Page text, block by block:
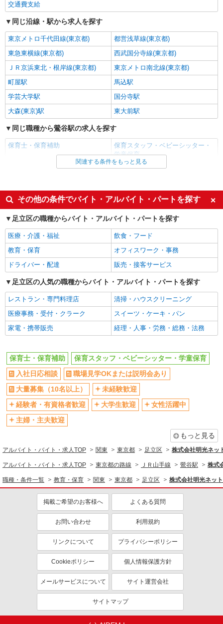
験・能力により考慮 賞与あり 交通費あり／上限
50000円 ◇経験加算あり
■ニチイキッズあだち梅島保育園（企業内保育
園・企業主導型） 東京都足立区梅島１丁目３６－
９
キープ 詳細を見る
正社員
株式会社アスカ 東京支店（jb634084）
小規模保育園の保育士
月給 251,000円 〜 320,000円 ※給与幅は経
験・能力により考慮 賞与あり 交通費あり／全額支
給 ＼保育園での経験7年以上で月給28万〜／ ・国
家資格手当 ・処遇改善加算手当 ・資格手当 込み
■コンビプラザ東和三丁目保育園（小規模保育
園） 東京都足立区東和３丁目１３－１
詳細を見る
株式会社アスカ 八王子支店（jb567291）
月給 240,000円 〜 310,000円 ※給与幅は経
験・能力により考慮 賞与あり 交通費あり／全額支
給 ・基本給 200,000円〜226,000円 ・四大卒：
250,000円〜310,000円 (基本給：210,000円〜
226,000円) ・調整手当 30,000円〜54,000円 ・固
定残業代 10,000円〜（6時間分） ★経験3年未満
の場合は月給23万〜26万円
■ココロット保育園（私立認可保育園） 東京都
足立区新田33522ハートアイランド新田3番街
キープ 詳細を見る
正社員
株式会社アスカ 東京支店（jb473659）
私立認可保育園の保育士
月給 271,000円 〜 480,000円 ※給与幅は経
験・能力により考慮 賞与あり 交通費あり／規定内
門・短大卒： 271,000円 ・大学卒 ：
274,000円 ※いずれも諸手当を含む／固定残業代
なし ※ご経験を考慮のうえ、最終的な給与を決定
します 昇給：年1回
園） 東京都足立区六町２丁目７－３２
キープ 詳細を見る
正社員
株式会社アスカ 東京支店（jb473671）
認可外保育園の保育士
月給 271,000円 〜 480,000円 ※給与幅は経
験・能力により考慮 賞与あり 交通費あり／規定内
門・短大卒： 271,000円 ・大学卒 ：
なし ※ご経験を考慮のうえ、最終的な給与を決定
します ◎想定年収 【新卒保育士（専門・短大
卒）/未経験】 ・入職2年目 401万円 ・入職6年目
443万円 昇給：年1回
京都足立区西新井2299
キープ 詳細を見る
アルバイト パート
株式会社アスカ 東京支店（jb645212）
私立認可保育園の保育士
時給 1,300円 〜 1,600円 ※給与幅は経験・能
力により考慮 交通費あり／交通費支給 お人柄やご
経験に応じて時給は変動いたします◎
■くりはら愛育保育園（私立認可保育園） 東京
都足立区栗原467
交通費支給
同じ沿線・駅から求人を探す
東京メトロ千代田線(東京都)
都営浅草線(東京都)
東急東横線(東京都)
西武国分寺線(東京都)
ＪＲ京浜東北・根岸線(東京都)
東京メトロ南北線(東京都)
町屋駅
馬込駅
学芸大学駅
国分寺駅
大森(東京)駅
東大前駅
同じ職種から鶯谷駅の求人を探す
保育士・保育補助
保育スタッフ・ベビーシッター・
学童保育
アルバイト パート
同じ特徴から鶯谷駅の求人を探す
入社日応相談
職場見学OKまたは説明会あり
大量募集（10名以上）
未経験歓迎
経験者・有資格者歓迎
大学生歓迎
女性活躍中
主婦・主夫歓迎
フリーター歓迎
学歴不問
ブランクOK
ミドル（40代～）活躍中
エルダー（50代～）活躍中
シニア（60代～）活躍中
高収入・高額
昇給あり
短期（3ヶ月以内）
春・夏・冬休み期間限定
週2～3日勤務OK
短時間勤務（1日4h以内）OK
時間や曜日が選べる・シフト自由
平日のみ勤務OK
昼
夕方
オープニングスタッフ
禁煙・分煙
扶養内勤務OK
交通費支給
教育・保育
保育士・保育補助
同じ特徴から求人を探す
大学生歓迎
ミドル（40代～）活躍中
土日祝休み
短期（3ヶ月以内）
短時間勤務（1日4h以内）OK
オープニングスタッフ
副業・WワークOK
交通費支給
関連する条件をもっと見る
その他の条件でバイト・アルバイト・パートを探す
足立区の職種からバイト・アルバイト・パートを探す
医療・介護・福祉
飲食・フード
教育・保育
オフィスワーク・事務
ドライバー・配達
販売・接客サービス
足立区の人気の職種からバイト・アルバイト・パートを探す
レストラン・専門料理店
清掃・ハウスクリーニング
医療事務・受付・クラーク
スイーツ・ケーキ・パン
家電・携帯販売
経理・人事・労務・総務・法務
保育士・保育補助
保育スタッフ・ベビーシッター・学童保育
入社日応相談
職場見学OKまたは説明会あり
大量募集（10名以上）
未経験歓迎
経験者・有資格者歓迎
大学生歓迎
女性活躍中
主婦・主夫歓迎
もっと見る
アルバイト・バイト・求人TOP 関東 東京都 足立区 株式会社明光ネッ
アルバイト・バイト・求人TOP 東京都の路線 ＪＲ山手線 鶯谷駅 株式
職種・条件一覧 教育・保育 関東 東京都 足立区 株式会社明光ネッ
掲載ご希望のお客様へ よくある質問
お問い合わせ 利用規約
リンクについて プライバシーポリシー
Cookieポリシー 個人情報保護方針
メールサービスについて サイト運営会社
サイトマップ